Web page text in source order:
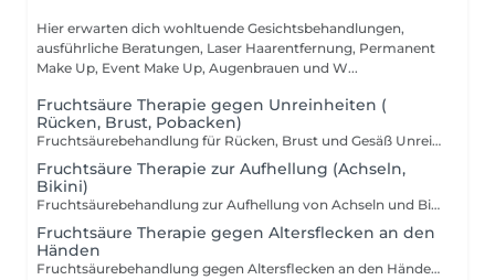
Hier erwarten dich wohltuende Gesichtsbehandlungen,
ausführliche Beratungen, Laser Haarentfernung, Permanent
Make Up, Event Make Up, Augenbrauen und W...
Fruchtsäure Therapie gegen Unreinheiten (
Rücken, Brust, Pobacken)
Fruchtsäurebehandlung für Rücken, Brust und Gesäß Unreinheiten am Rücken, Dekolleté oder Gesäß können besonders hartnäckig sein und das Hautbild deutlich beeinträchtigen. Unsere Fruchtsäurebehandlung wirkt gezielt klärend und unterstützt die Haut dabei, wieder ins Gleichgewicht zu kommen. Durch die Anwendung abgestimmter Fruchtsäuren werden abgestorbene Hautzellen sanft entfernt, die Poren gereinigt und die Hauterneuerung angeregt. Entzündungen können reduziert und das Hautbild sichtbar verbessert werden. Deine Vorteile: Weniger Unreinheiten und Mitesser Verfeinerte Poren Glatteres und ebenmäßigeres Hautbild Unterstützung bei Akne und Aknenarben Für optimale Ergebnisse empfehlen wir die Behandlung alle 2 bis 4 Wochen zu wiederholen. Es besteht die Möglichkeit, ein 5er Paket zu buchen. Dieses kann auch nach der ersten Behandlung zum Kennenlernen in Anspruch genommen werden. Am besten entscheidest du dich nach einer persönlichen Beratung direkt vor Ort bei Beauty Cleanique für die passende Variante. Ideal für alle, die sich eine reine und gepflegte Haut auch an schwer erreichbaren Stellen wünschen.
Fruchtsäure Therapie zur Aufhellung (Achseln,
Bikini)
Fruchtsäurebehandlung zur Aufhellung von Achseln und Bikinizone Dunklere Hautstellen im Bereich der Achseln oder Bikinizone entstehen häufig durch Rasur, Reibung oder eingewachsene Haare. Unsere Fruchtsäurebehandlung hilft dabei, diese Hautpartien sanft aufzuhellen und das Hautbild sichtbar zu verfeinern. Durch gezielt eingesetzte Fruchtsäuren werden abgestorbene Hautzellen gelöst, die Hauterneuerung angeregt und Verfärbungen nach und nach reduziert. Die Haut wirkt gleichmäßiger, glatter und gepflegter. Deine Vorteile: Aufhellung von dunklen Hautstellen Ebenmäßigeres Hautbild Reduktion von eingewachsenen Haaren Sanfte und effektive Behandlung Für optimale Ergebnisse empfehlen wir die Behandlung alle 2 bis 4 Wochen zu wiederholen. Es besteht die Möglichkeit, ein 5er Paket zu buchen. Dieses kann auch nach der ersten Behandlung zum Kennenlernen in Anspruch genommen werden. Am besten entscheidest du dich nach einer persönlichen Beratung direkt vor Ort bei Beauty Cleanique für die passende Variante. Ideal für alle, die sich eine gleichmäßige und gepflegte Haut in sensiblen Bereichen wünschen.
Fruchtsäure Therapie gegen Altersflecken an den
Händen
Fruchtsäurebehandlung gegen Altersflecken an den Händen Pigmentflecken an den Händen entstehen häufig durch Sonneneinstrahlung und lassen die Haut schneller gealtert wirken. Unsere Fruchtsäurebehandlung hilft dabei, Altersflecken sichtbar zu mildern und das Hautbild zu verfeinern. Durch gezielt eingesetzte Fruchtsäuren werden abgestorbene Hautzellen sanft entfernt, die Hauterneuerung angeregt und Pigmentverschiebungen nach und nach ausgeglichen. Die Hände wirken ebenmäßiger, glatter und frischer. Deine Vorteile Milderung von Altersflecken und Pigmentstörungen Ebenmäßigeres und klareres Hautbild Glattere und gepflegte Hautstruktur Frischeres und verjüngtes Erscheinungsbild der Hände Für optimale Ergebnisse empfehlen wir die Behandlung alle 2 bis 4 Wochen zu wiederholen. Es besteht die Möglichkeit, ein 5er Paket zu buchen. Dieses kann auch nach der ersten Behandlung zum Kennenlernen in Anspruch genommen werden. Am besten entscheidest du dich nach einer persönlichen Beratung direkt vor Ort bei Beauty Cleanique für die passende Variante. Ideal für alle, die sich gepflegte, ebenmäßige und sichtbar verjüngte Hände wünschen.